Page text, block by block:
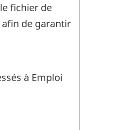
fichier de
de garantir
à Emploi